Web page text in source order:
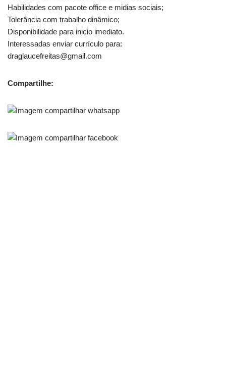
Habilidades com pacote office e midias sociais;
Tolerância com trabalho dinâmico;
Disponibilidade para inicio imediato.
Interessadas enviar currículo para:
draglaucefreitas@gmail.com
Compartilhe: